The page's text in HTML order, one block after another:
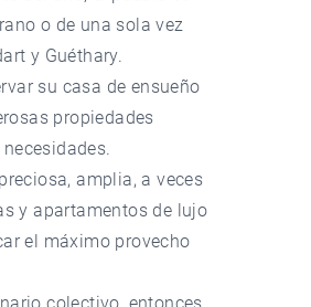
o de una sola vez
y Guéthary.
su casa de ensueño
propiedades
amplia, a veces
y apartamentos de lujo
el máximo provecho